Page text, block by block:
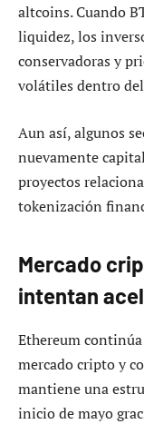
altcoins. Cuando
liquidez, los
conservadoras y
volátiles dentro
Aun así, algunos
nuevamente
proyectos
tokenización
Mercado
intentan
Ethereum
mercado cripto y
mantiene una
inicio de mayo